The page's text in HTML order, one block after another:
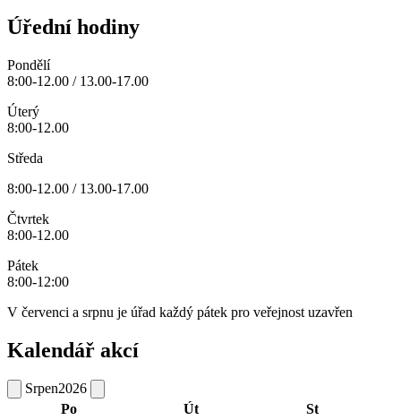
Úřední hodiny
Pondělí
8:00-12.00 / 13.00-17.00
Úterý
8:00-12.00
Středa
8:00-12.00 / 13.00-17.00
Čtvrtek
8:00-12.00
Pátek
8:00-12:00
V červenci a srpnu je úřad každý pátek pro veřejnost uzavřen
Kalendář akcí
Srpen2026
Po
Út
St